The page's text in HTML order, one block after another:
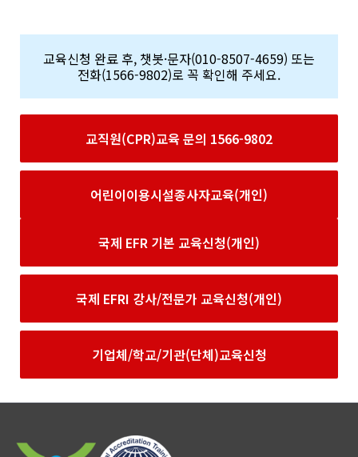
교육신청 완료 후, 챗봇·문자(010-8507-4659) 또는
전화(1566-9802)로 꼭 확인해 주세요.
교직원(CPR)교육 문의 1566-9802
어린이이용시설종사자교육(개인)
국제 EFR 기본 교육신청(개인)
국제 EFRI 강사/전문가 교육신청(개인)
기업체/학교/기관(단체)교육신청